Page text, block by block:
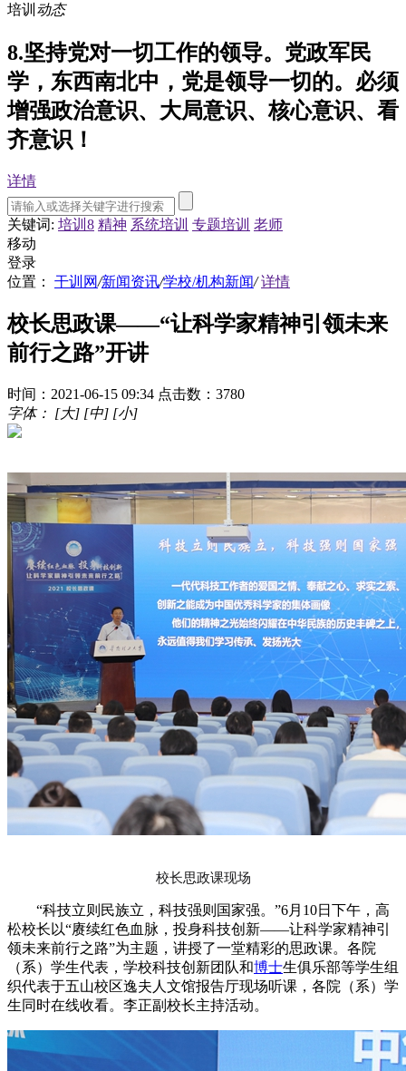
培训 动态
8.坚持党对一切工作的领导。党政军民
学，东西南北中，党是领导一切的。必须
增强政治意识、大局意识、核心意识、看
齐意识！
详情
关键词: 培训8 精神 系统培训 专题培训 老师
移动
登录
位置：
干训网/新闻资讯/学校/机构新闻/ 详情
校长思政课——“让科学家精神引领未来
前行之路”开讲
时间：2021-06-15 09:34 点击数：3780
字体： [大] [中] [小]
校长思政课现场
“科技立则民族立，科技强则国家强。”6月10日下午，高
松校长以“赓续红色血脉，投身科技创新——让科学家精神引
领未来前行之路”为主题，讲授了一堂精彩的思政课。各院
（系）学生代表，学校科技创新团队和博士生俱乐部等学生组
织代表于五山校区逸夫人文馆报告厅现场听课，各院（系）学
生同时在线收看。李正副校长主持活动。